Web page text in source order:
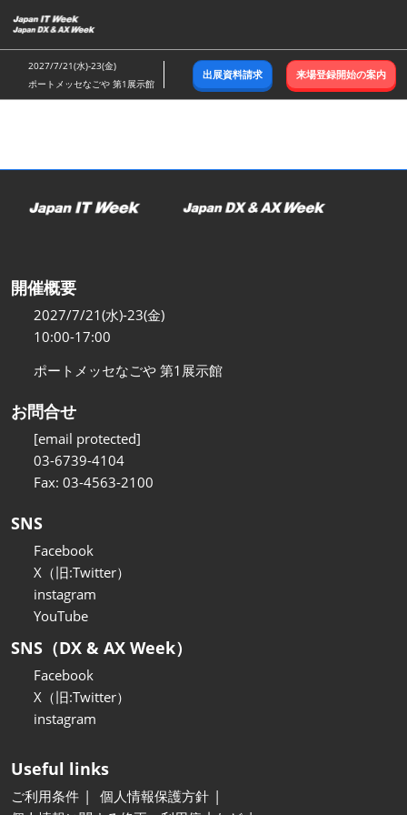
キ
ッ
し
む
2027/7/21(水)-23(金)
ポートメッセなごや 第1展示館
出展資料請求 来場登録開始の案内
開催概要
2027/7/21(水)-23(金)
10:00-17:00
ポートメッセなごや 第1展示館
お問合せ
[email protected]
03-6739-4104
Fax: 03-4563-2100
SNS
Facebook
X（旧:Twitter）
instagram
YouTube
SNS（DX & AX Week）
Facebook
X（旧:Twitter）
instagram
Useful links
ご利用条件
個人情報保護方針